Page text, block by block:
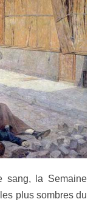
sang, la Semaine
plus sombres du